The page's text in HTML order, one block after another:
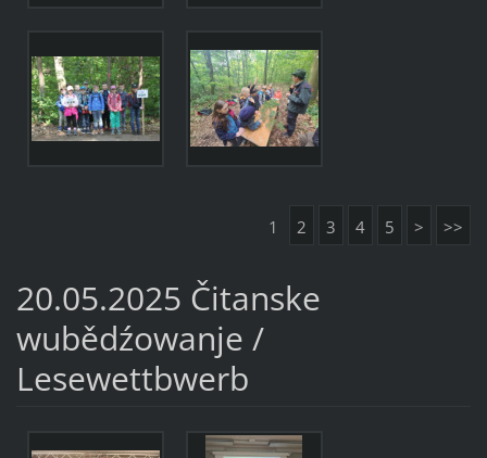
1 2 3 4 5 > >>
20.05.2025 Čitanske
wubědźowanje /
Lesewettbwerb